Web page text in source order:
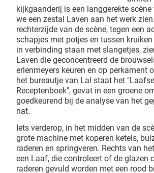
kijkgaanderij is een langgerekte scène
we een zestal Laven aan het werk
rechterzijde van de scène, tegen een
schapjes met potjes en tussen
in verbinding staan met slangetjes,
Laven die geconcentreerd de
erlenmeyers keuren en op perkament
het bureautje van Lal staat het
Receptenboek", gevat in een groene
goedkeurend bij de analyse van het
nat.
Iets verderop, in het midden van de
grote machine met koperen ketels,
raderen en springveren. Rechts van
een Laaf, die controleert of de glazen
raderen gevuld worden met een rood